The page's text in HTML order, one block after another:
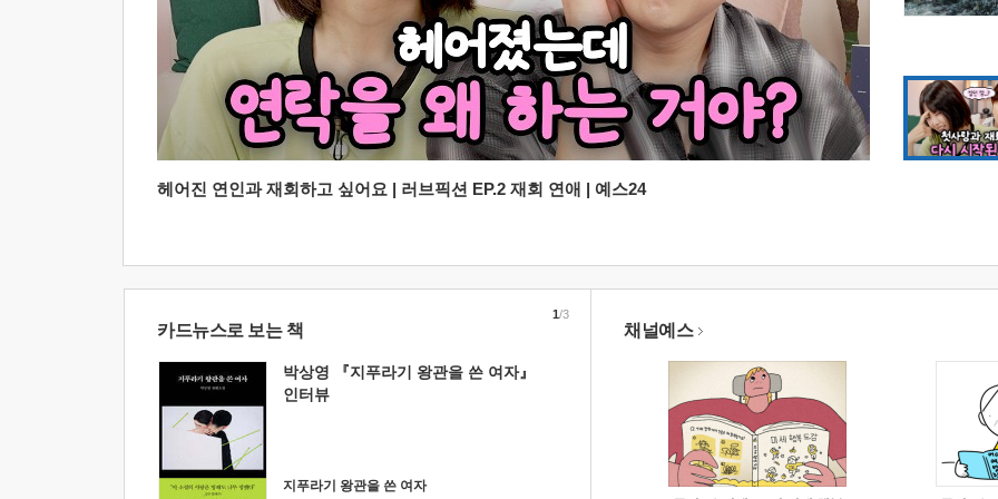
헤어진 연인과 재회하고 싶어요 | 러브픽션 EP.2 재회 연애 | 예스24
카드뉴스로 보는 책
박상영 『지푸라기 왕관을 쓴 여자』
인터뷰
지푸라기 왕관을 쓴 여자
1/3
채널예스